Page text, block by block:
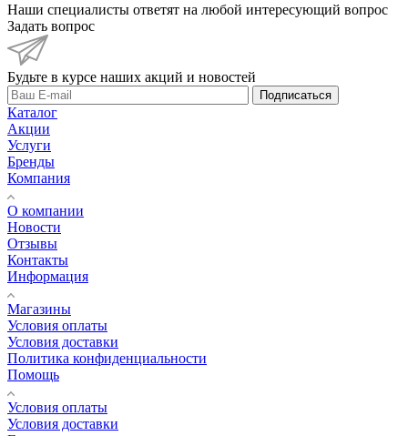
Наши специалисты ответят на любой интересующий вопрос
Задать вопрос
Будьте в курсе наших акций и новостей
Подписаться
Каталог
Акции
Услуги
Бренды
Компания
О компании
Новости
Отзывы
Контакты
Информация
Магазины
Условия оплаты
Условия доставки
Политика конфиденциальности
Помощь
Условия оплаты
Условия доставки